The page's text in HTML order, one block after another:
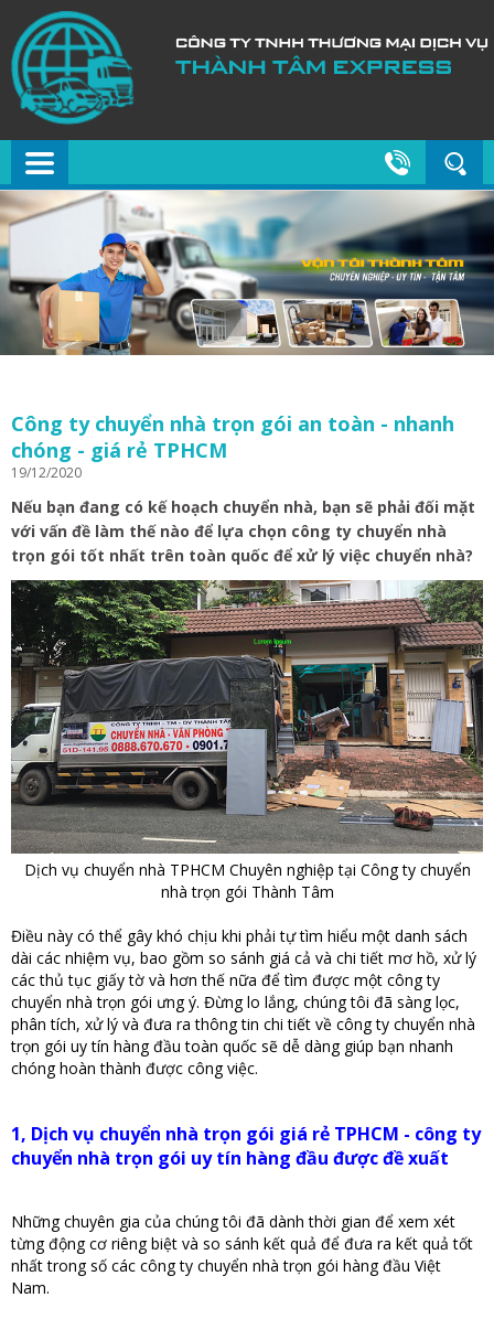
Công ty chuyển nhà trọn gói an toàn - nhanh
chóng - giá rẻ TPHCM
19/12/2020
Nếu bạn đang có kế hoạch chuyển nhà, bạn sẽ phải đối mặt
với vấn đề làm thế nào để lựa chọn công ty chuyển nhà
trọn gói tốt nhất trên toàn quốc để xử lý việc chuyển nhà?
Dịch vụ chuyển nhà TPHCM Chuyên nghiệp tại Công ty chuyển
nhà trọn gói Thành Tâm
Điều này có thể gây khó chịu khi phải tự tìm hiểu một danh sách
dài các nhiệm vụ, bao gồm so sánh giá cả và chi tiết mơ hồ, xử lý
các thủ tục giấy tờ và hơn thế nữa để tìm được một công ty
chuyển nhà trọn gói ưng ý. Đừng lo lắng, chúng tôi đã sàng lọc,
phân tích, xử lý và đưa ra thông tin chi tiết về công ty chuyển nhà
trọn gói uy tín hàng đầu toàn quốc sẽ dễ dàng giúp bạn nhanh
chóng hoàn thành được công việc.
1, Dịch vụ chuyển nhà trọn gói giá rẻ TPHCM - công ty
chuyển nhà trọn gói uy tín hàng đầu được đề xuất
Những chuyên gia của chúng tôi đã dành thời gian để xem xét
từng động cơ riêng biệt và so sánh kết quả để đưa ra kết quả tốt
nhất trong số các công ty chuyển nhà trọn gói hàng đầu Việt
Nam.